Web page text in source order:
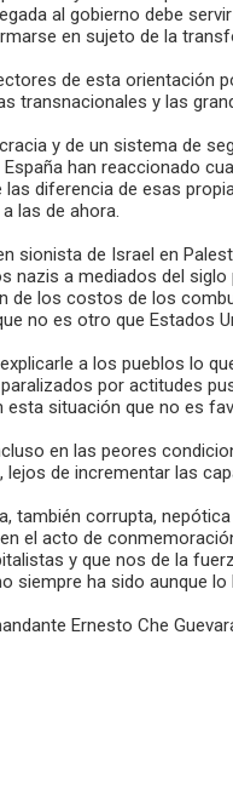
al gobierno debe
en sujeto de la
de esta orientación
transnacionales y las
y de un sistema de
han reaccionado
diferencia de esas
las de ahora.
de Israel en
a mediados del
los costos de los
no es otro que Estados
a los pueblos lo
por actitudes
situación que no es
en las peores
de incrementar las
corrupta,
el acto de
y que nos de la
ha sido aunque
Ernesto Che